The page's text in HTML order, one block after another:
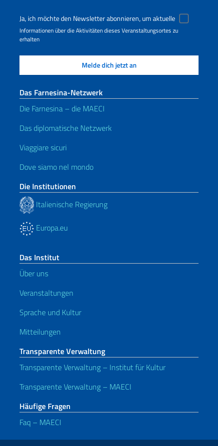
Ja, ich möchte den Newsletter abonnieren, um aktuelle
Informationen über die Aktivitäten dieses Veranstaltungsortes zu
erhalten
Das Farnesina-Netzwerk
Die Farnesina – die MAECI
Das diplomatische Netzwerk
Viaggiare sicuri
Dove siamo nel mondo
Die Institutionen
Italienische Regierung
Europa.eu
Das Institut
Über uns
Veranstaltungen
Sprache und Kultur
Mitteilungen
Transparente Verwaltung
Transparente Verwaltung – Institut für Kultur
Transparente Verwaltung – MAECI
Häufige Fragen
Faq – MAECI